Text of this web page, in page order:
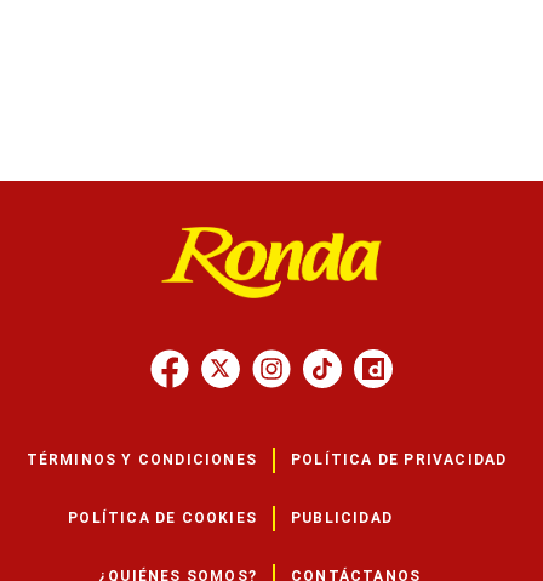
TÉRMINOS Y CONDICIONES POLÍTICA DE PRIVACIDAD
POLÍTICA DE COOKIES PUBLICIDAD
¿QUIÉNES SOMOS? CONTÁCTANOS